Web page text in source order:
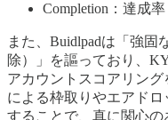
Completion：達成率
また、Buidlpadは「強固
除）」を謳っており、
アカウントスコアリン
による枠取りやエアド
することで、真に関心